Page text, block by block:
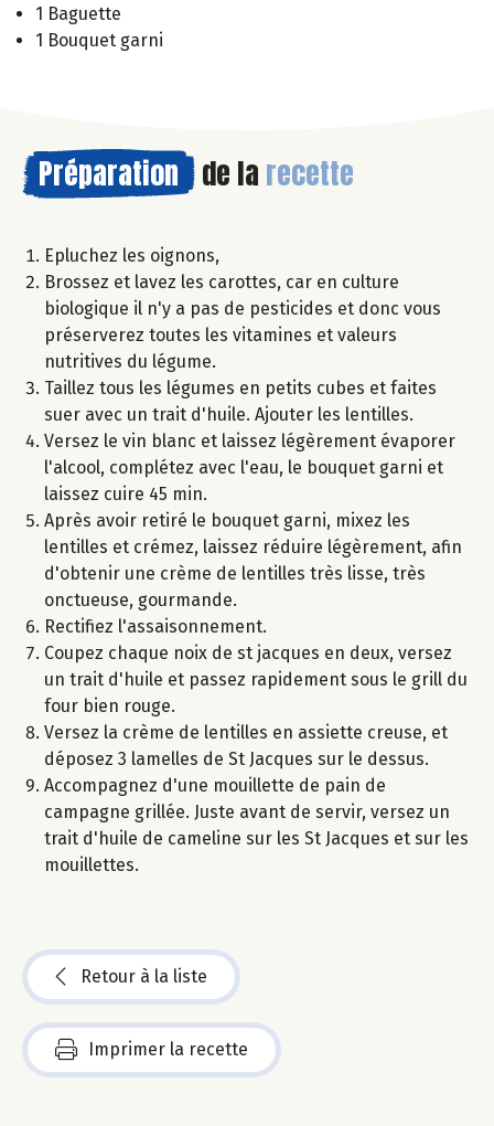
1 Baguette
1 Bouquet garni
Préparation de la recette
Epluchez les oignons,
Brossez et lavez les carottes, car en culture
biologique il n'y a pas de pesticides et donc vous
préserverez toutes les vitamines et valeurs
nutritives du légume.
Taillez tous les légumes en petits cubes et faites
suer avec un trait d'huile. Ajouter les lentilles.
Versez le vin blanc et laissez légèrement évaporer
l'alcool, complétez avec l'eau, le bouquet garni et
laissez cuire 45 min.
Après avoir retiré le bouquet garni, mixez les
lentilles et crémez, laissez réduire légèrement, afin
d'obtenir une crème de lentilles très lisse, très
onctueuse, gourmande.
Rectifiez l'assaisonnement.
Coupez chaque noix de st jacques en deux, versez
un trait d'huile et passez rapidement sous le grill du
four bien rouge.
Versez la crème de lentilles en assiette creuse, et
déposez 3 lamelles de St Jacques sur le dessus.
Accompagnez d'une mouillette de pain de
campagne grillée. Juste avant de servir, versez un
trait d'huile de cameline sur les St Jacques et sur les
mouillettes.
Retour à la liste
Imprimer la recette